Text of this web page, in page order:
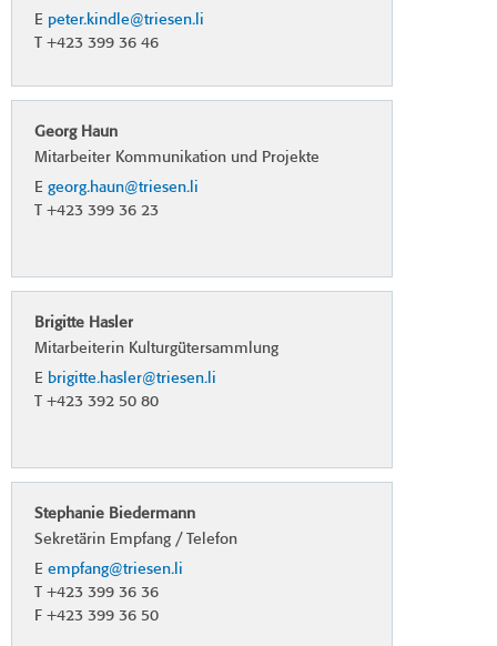
E peter.kindle@triesen.li
T +423 399 36 46
Georg Haun
Mitarbeiter Kommunikation und Projekte
E georg.haun@triesen.li
T +423 399 36 23
Brigitte Hasler
Mitarbeiterin Kulturgütersammlung
E brigitte.hasler@triesen.li
T +423 392 50 80
Stephanie Biedermann
Sekretärin Empfang / Telefon
E empfang@triesen.li
T +423 399 36 36
F +423 399 36 50